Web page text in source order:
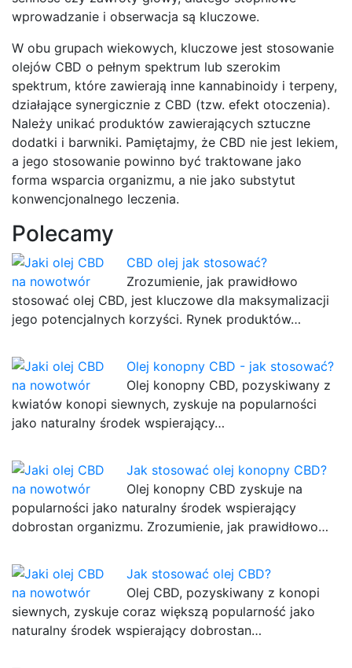
wprowadzanie i obserwacja są kluczowe.
W obu grupach wiekowych, kluczowe jest stosowanie
olejów CBD o pełnym spektrum lub szerokim
spektrum, które zawierają inne kannabinoidy i terpeny,
działające synergicznie z CBD (tzw. efekt otoczenia).
Należy unikać produktów zawierających sztuczne
dodatki i barwniki. Pamiętajmy, że CBD nie jest lekiem,
a jego stosowanie powinno być traktowane jako
forma wsparcia organizmu, a nie jako substytut
konwencjonalnego leczenia.
Polecamy
CBD olej jak stosować?
Zrozumienie, jak prawidłowo
stosować olej CBD, jest kluczowe dla maksymalizacji
jego potencjalnych korzyści. Rynek produktów…
Olej konopny CBD - jak stosować?
Olej konopny CBD, pozyskiwany z
kwiatów konopi siewnych, zyskuje na popularności
jako naturalny środek wspierający…
Jak stosować olej konopny CBD?
Olej konopny CBD zyskuje na
popularności jako naturalny środek wspierający
dobrostan organizmu. Zrozumienie, jak prawidłowo…
Jak stosować olej CBD?
Olej CBD, pozyskiwany z konopi
siewnych, zyskuje coraz większą popularność jako
naturalny środek wspierający dobrostan…